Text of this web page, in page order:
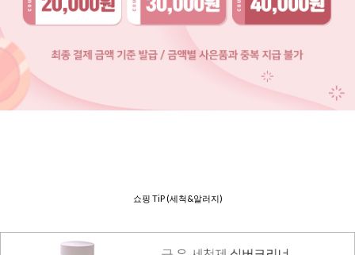
쇼핑 TiP (세척&알러지)